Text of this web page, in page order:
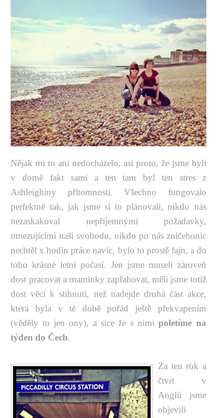
Nějak mi to ani nedocházelo, asi proto, že jsme byli
v domě fakt sami a ten tam byl ten stres z
Ashleighiny přítomnosti. Všechno fungovalo
perfektně tak, jak jsme si to plánovali, nikdo nás
nezaskakoval nepříjemnými požadavky,
omezujícími naši svobodu, nikdo po nás zničehonic
nechtěl x hodin práce navíc, bylo to prostě fajn, a do
toho krásné letní počasí. Jen jsme museli zároveň
dost pracovat a maminky zapřahovat, měli jsme totiž
dost věcí k stihnutí, než nadejde druhá část akce,
která byla v té době pořád ještě překvapením
(věděly to jen ony), a sice že s nimipoletíme na
týden do Čech.
Za ten rok a
čtvrt v
Anglii jsme
objevili